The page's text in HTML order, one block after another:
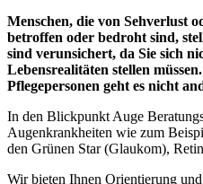
Menschen, die von Sehverlust
betroffen oder bedroht sind,
sind verunsichert, da Sie sich
Lebensrealitäten stellen
Pflegepersonen geht es nicht
In den Blickpunkt Auge
Augenkrankheiten wie zum
den Grünen Star (Glaukom),
Wir bieten Ihnen Orientierung